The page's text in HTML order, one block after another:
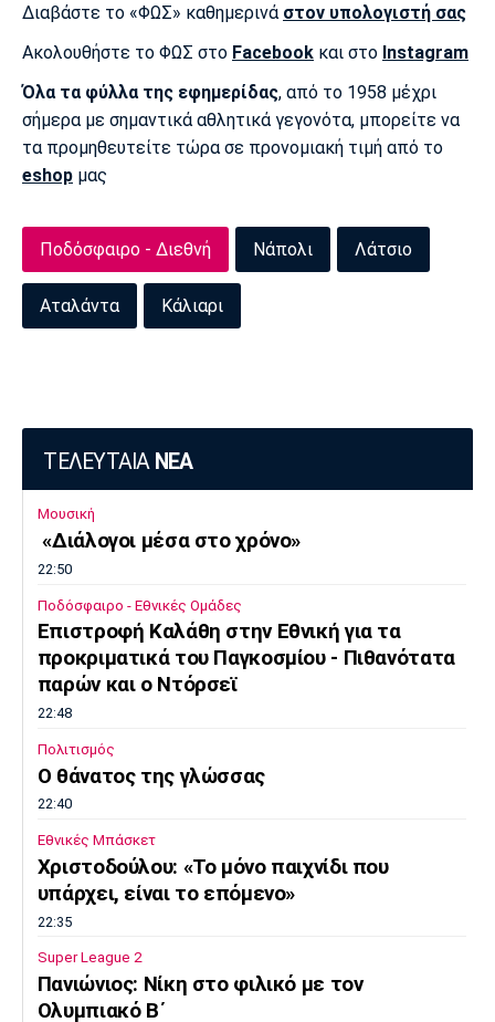
Διαβάστε το «ΦΩΣ» καθημερινά στον υπολογιστή σας
Ακολουθήστε το ΦΩΣ στο Facebook και στο Instagram
Όλα τα φύλλα της εφημερίδας, από το 1958 μέχρι
σήμερα με σημαντικά αθλητικά γεγονότα, μπορείτε να
τα προμηθευτείτε τώρα σε προνομιακή τιμή από το
eshop μας
Ποδόσφαιρο - Διεθνή Νάπολι Λάτσιο
Αταλάντα Κάλιαρι
ΤΕΛΕΥΤΑΙΑ ΝΕΑ
Μουσική
«Διάλογοι μέσα στο χρόνο»
22:50
Ποδόσφαιρο - Εθνικές Ομάδες
Επιστροφή Καλάθη στην Εθνική για τα
προκριματικά του Παγκοσμίου - Πιθανότατα
παρών και ο Ντόρσεϊ
22:48
Πολιτισμός
Ο θάνατος της γλώσσας
22:40
Εθνικές Μπάσκετ
Χριστοδούλου: «Το μόνο παιχνίδι που
υπάρχει, είναι το επόμενο»
22:35
Super League 2
Πανιώνιος: Νίκη στο φιλικό με τον
Ολυμπιακό Β΄